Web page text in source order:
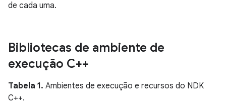
de cada uma.
Bibliotecas de ambiente de
execução C++
Tabela 1. Ambientes de execução e recursos do NDK
C++.